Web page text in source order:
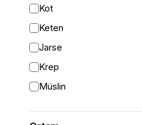
Kot
Keten
Jarse
Krep
Müslin